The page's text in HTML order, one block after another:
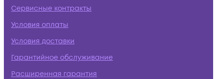
Сервисные контракты
Условия оплаты
Условия доставки
Гарантийное обслуживание
Расширенная гарантия